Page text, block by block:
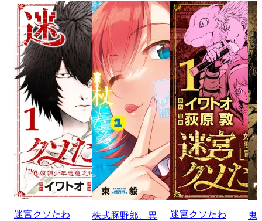
迷宮クソたわ
株式豚野郎、異
迷宮クソたわ
鬼